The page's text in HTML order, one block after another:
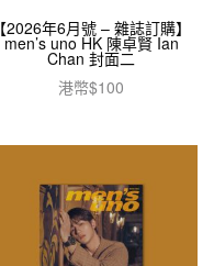
【2026年6月號 – 雜誌訂購】
men’s uno HK 陳卓賢 Ian
Chan 封面二
港幣$100